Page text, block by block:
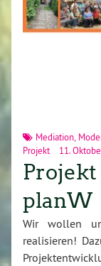
Mediation,
Projekt
11.
Projekt
planW
Wir wollen
realisieren!